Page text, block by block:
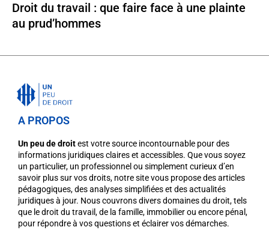
Droit du travail : que faire face à une plainte
au prud’hommes
A PROPOS
Un peu de droitest votre source incontournable pour des
informations juridiques claires et accessibles. Que vous soyez
un particulier, un professionnel ou simplement curieux d’en
savoir plus sur vos droits, notre site vous propose des articles
pédagogiques, des analyses simplifiées et des actualités
juridiques à jour. Nous couvrons divers domaines du droit, tels
que le droit du travail, de la famille, immobilier ou encore pénal,
pour répondre à vos questions et éclairer vos démarches.